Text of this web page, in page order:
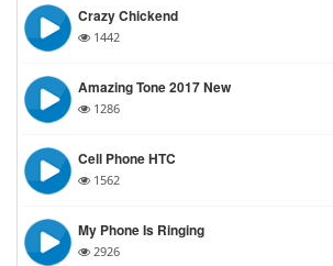
Crazy Chickend
1442
Amazing Tone 2017 New
1286
Cell Phone HTC
1562
My Phone Is Ringing
2926